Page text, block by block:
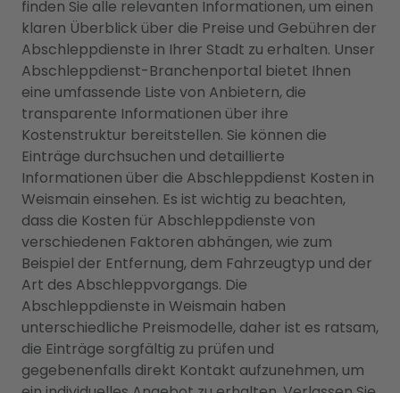
finden Sie alle relevanten Informationen, um einen
klaren Überblick über die Preise und Gebühren der
Abschleppdienste in Ihrer Stadt zu erhalten. Unser
Abschleppdienst-Branchenportal bietet Ihnen
eine umfassende Liste von Anbietern, die
transparente Informationen über ihre
Kostenstruktur bereitstellen. Sie können die
Einträge durchsuchen und detaillierte
Informationen über die Abschleppdienst Kosten in
Weismain einsehen. Es ist wichtig zu beachten,
dass die Kosten für Abschleppdienste von
verschiedenen Faktoren abhängen, wie zum
Beispiel der Entfernung, dem Fahrzeugtyp und der
Art des Abschleppvorgangs. Die
Abschleppdienste in Weismain haben
unterschiedliche Preismodelle, daher ist es ratsam,
die Einträge sorgfältig zu prüfen und
gegebenenfalls direkt Kontakt aufzunehmen, um